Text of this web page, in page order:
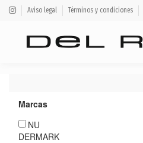
Aviso legal Términos y condiciones
Marcas
NU
DERMARK